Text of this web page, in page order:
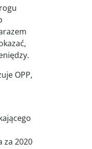
OPP,
za 2020